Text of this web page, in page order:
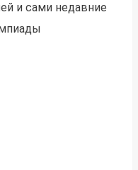
и сами недавние